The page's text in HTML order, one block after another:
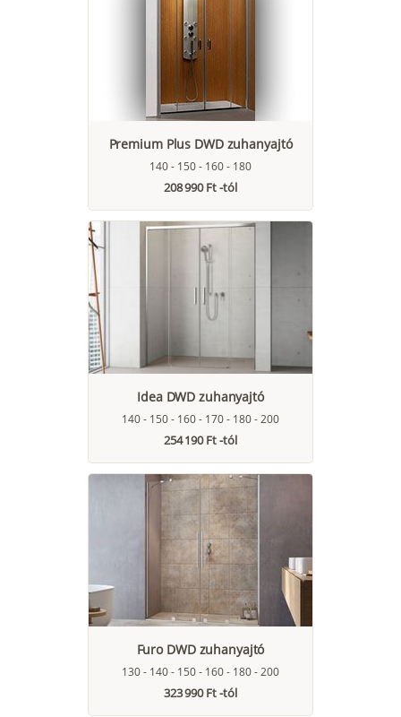
Premium Plus DWD zuhanyajtó
140 - 150 - 160 - 180
208 990 Ft -tól
Idea DWD zuhanyajtó
140 - 150 - 160 - 170 - 180 - 200
254 190 Ft -tól
Furo DWD zuhanyajtó
130 - 140 - 150 - 160 - 180 - 200
323 990 Ft -tól